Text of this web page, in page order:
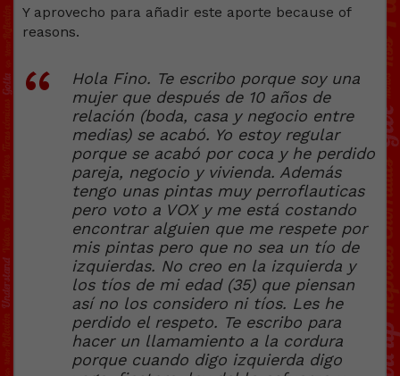
Y aprovecho para añadir este aporte because of
reasons.
Hola Fino. Te escribo porque soy una
mujer que después de 10 años de
relación (boda, casa y negocio entre
medias) se acabó. Yo estoy regular
porque se acabó por coca y he perdido
pareja, negocio y vivienda. Además
tengo unas pintas muy perroflauticas
pero voto a VOX y me está costando
encontrar alguien que me respete por
mis pintas pero que no sea un tío de
izquierdas. No creo en la izquierda y
los tíos de mi edad (35) que piensan
así no los considero ni tíos. Les he
perdido el respeto. Te escribo para
hacer un llamamiento a la cordura
porque cuando digo izquierda digo